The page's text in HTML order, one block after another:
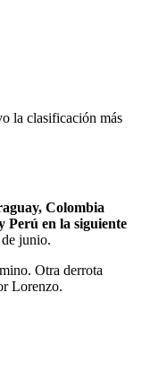
la clasificación más
Colombia
Perú en la siguiente
de junio.
Otra derrota
Lorenzo.